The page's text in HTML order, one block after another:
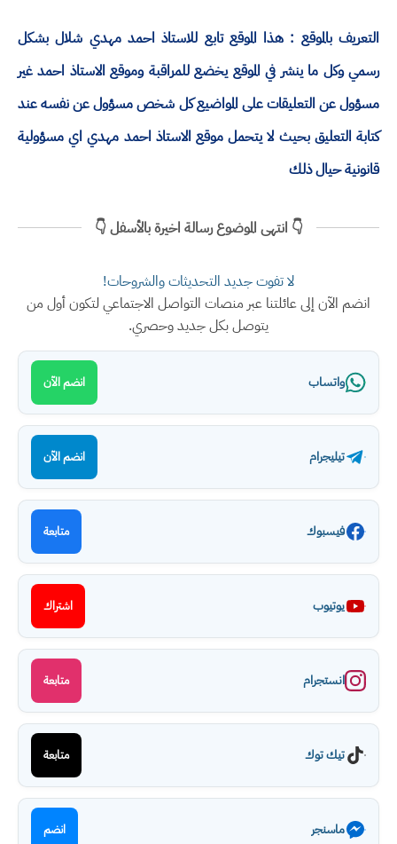
التعريف بالموقع : هذا الموقع تابع للاستاذ احمد مهدي شلال بشكل
رسمي وكل ما ينشر في الموقع يخضع للمراقبة وموقع الاستاذ احمد غير
مسؤول عن التعليقات على المواضيع كل شخص مسؤول عن نفسه عند
كتابة التعليق بحيث لا يتحمل موقع الاستاذ احمد مهدي اي مسؤولية
قانونية حيال ذلك
👇 انتهى الموضوع رسالة اخيرة بالأسفل 👇
لا تفوت جديد التحديثات والشروحات!
انضم الآن إلى عائلتنا عبر منصات التواصل الاجتماعي لتكون أول من
يتوصل بكل جديد وحصري.
واتساب انضم الآن
تيليجرام انضم الآن
فيسبوك متابعة
يوتيوب اشتراك
انستجرام متابعة
تيك توك متابعة
ماسنجر انضم